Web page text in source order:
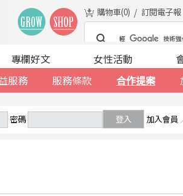
購物車(0) 訂閱電子報
服務 服務條款 合作提案
專欄好文 女性活動
密碼 登入 加入會員